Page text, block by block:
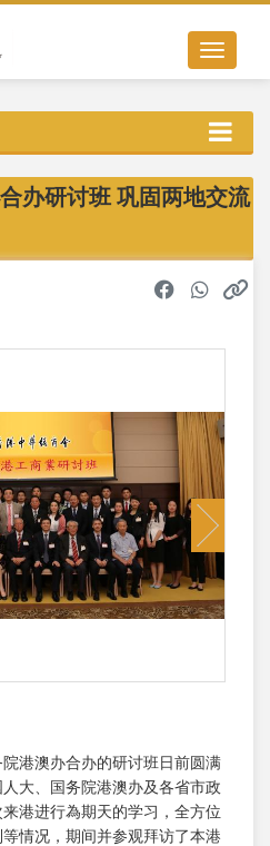
Toggle
办研讨班 巩固两地交流
Next
港澳办合办的研讨班日前圆满
大、国务院港澳办及各省市政
港进行為期天的学习，全方位
情况，期间并参观拜访了本港